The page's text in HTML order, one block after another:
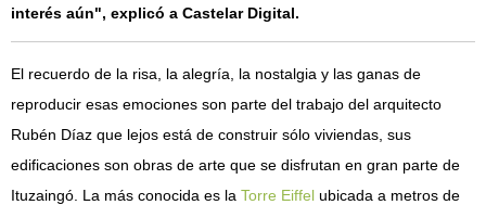
interés aún", explicó a Castelar Digital.
El recuerdo de la risa, la alegría, la nostalgia y las ganas de
reproducir esas emociones son parte del trabajo del arquitecto
Rubén Díaz que lejos está de construir sólo viviendas, sus
edificaciones son obras de arte que se disfrutan en gran parte de
Ituzaingó. La más conocida es la Torre Eiffel ubicada a metros de